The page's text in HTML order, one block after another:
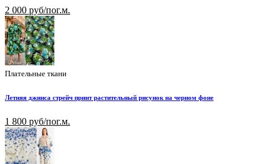
2 000 руб/пог.м.
Плательные ткани
Летняя джинса стрейч принт растительный рисунок на черном фоне
1 800 руб/пог.м.